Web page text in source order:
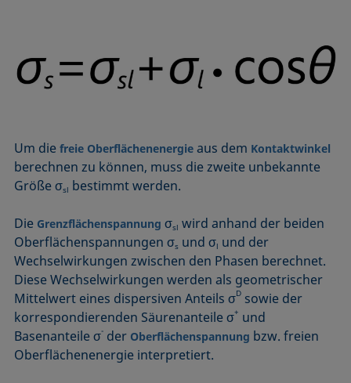
Equation of state
Extended-Fowkes method
Methode nach Owens, Wendt, Rabel und Kaelble (OWRK)
Methode nach Wu
Mizelle
Netzmittel
Oberflächenaktiv
Oberflächenalter
Oberflächenspannung
Um diefreie Oberflächenenergie aus dem Kontaktwinkel
berechnen zu können, muss die zweite unbekannte
Größe σsl bestimmt werden.
Die Grenzflächenspannung σsl wird anhand der beiden
Oberflächenspannungen σs und σl und der
Wechselwirkungen zwischen den Phasen berechnet.
Diese Wechselwirkungen werden als geometrischer
Mittelwert eines dispersiven Anteils σD sowie der
korrespondierenden Säurenanteile σ+ und
Basenanteile σ- der Oberflächenspannung bzw. freien
Oberflächenenergie interpretiert.